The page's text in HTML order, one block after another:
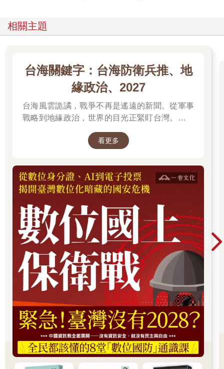
相關主題
台海關鍵字：台海防衛兵推、地
緣政治、2027
台海風雲詭譎，戰爭不再是遙遠的新聞。從軍事
戰略到地緣政治，世界的目光正緊盯台灣。我們
看更多